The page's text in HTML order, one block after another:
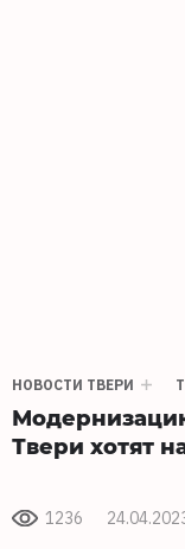
НОВОСТИ ТВЕРИ
Твери хотят
1236